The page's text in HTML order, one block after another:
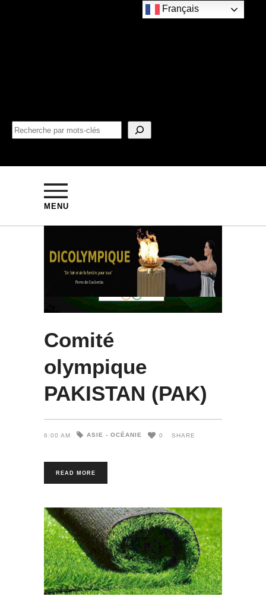
MENU
Comité
olympique
PAKISTAN (PAK)
6:00 AM ASIE - OCÉANIE 0 SHARE
READ MORE
Français